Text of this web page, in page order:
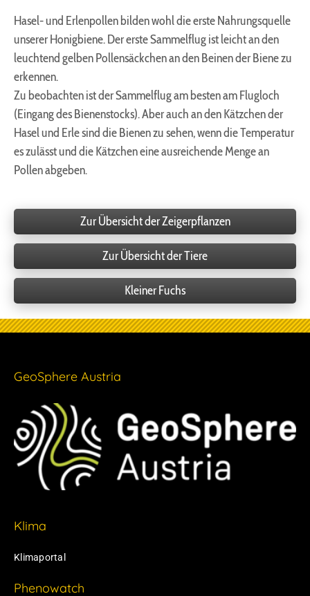
Hasel- und Erlenpollen bilden wohl die erste Nahrungsquelle
unserer Honigbiene. Der erste Sammelflug ist leicht an den
leuchtend gelben Pollensäckchen an den Beinen der Biene zu
erkennen.
Zu beobachten ist der Sammelflug am besten am Flugloch
(Eingang des Bienenstocks). Aber auch an den Kätzchen der
Hasel und Erle sind die Bienen zu sehen, wenn die Temperatur
es zulässt und die Kätzchen eine ausreichende Menge an
Pollen abgeben.
Zur Übersicht der Zeigerpflanzen
Zur Übersicht der Tiere
Kleiner Fuchs
GeoSphere Austria
Klima
Klimaportal
Phenowatch
Name:
cookie_consent
Zweck:
Dieser Cookie speichert die ausgewählten
Einverständnis-Optionen des Benutzers
Cookie Laufzeit:
1 Jahr
Um Inhalte von Videoplattformen und Social Media
Plattformen anzeigen zu können, werden von
diesen externen Medien Cookies gesetzt.
YouTube